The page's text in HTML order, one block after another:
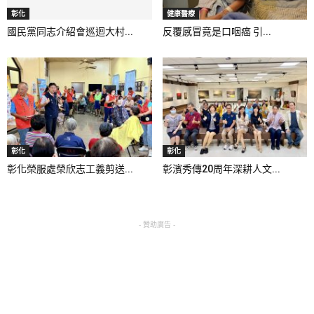
彰化
國民黨同志介紹會巡迴大村...
健康醫療
反覆感冒竟是口咽癌 引...
彰化
彰化榮服處榮欣志工義剪送...
彰化
彰濱秀傳20周年深耕人文...
- 贊助廣告 -